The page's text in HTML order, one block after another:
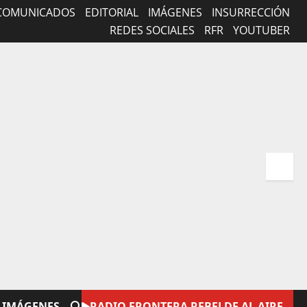
EDITORIAL IMÁGENES
INSURRECCIÓN
REDES SOCIALES
RFR YOUTUBER